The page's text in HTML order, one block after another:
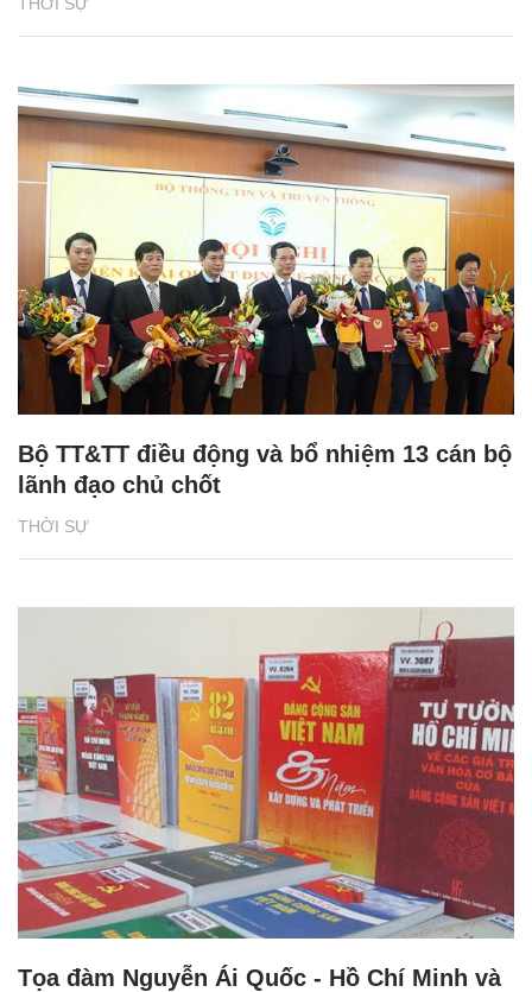
THỜI SỰ
Bộ TT&TT điều động và bổ nhiệm 13 cán bộ
lãnh đạo chủ chốt
Tọa đàm Nguyễn Ái Quốc - Hồ Chí Minh và